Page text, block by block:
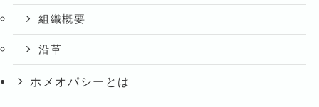
組織概要
沿革
ホメオパシーとは